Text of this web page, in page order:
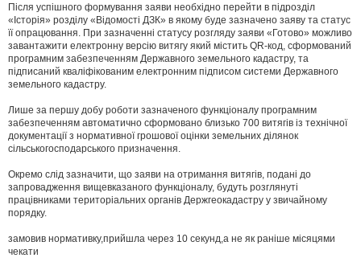
Після успішного формування заяви необхідно перейти в підрозділ
«Історія» розділу «Відомості ДЗК» в якому буде зазначено заяву та статус
її опрацювання. При зазначенні статусу розгляду заяви «Готово» можливо
завантажити електронну версію витягу який містить QR-код, сформований
програмним забезпеченням Державного земельного кадастру, та
підписаний кваліфікованим електронним підписом системи Державного
земельного кадастру.
Лише за першу добу роботи зазначеного функціоналу програмним
забезпеченням автоматично сформовано близько 700 витягів із технічної
документації з нормативної грошової оцінки земельних ділянок
сільськогосподарського призначення.
Окремо слід зазначити, що заяви на отримання витягів, подані до
запровадження вищевказаного функціоналу, будуть розглянуті
працівниками територіальних органів Держгеокадастру у звичайному
порядку.
замовив нормативку,прийшла через 10 секунд,а не як раніше місяцями
чекати